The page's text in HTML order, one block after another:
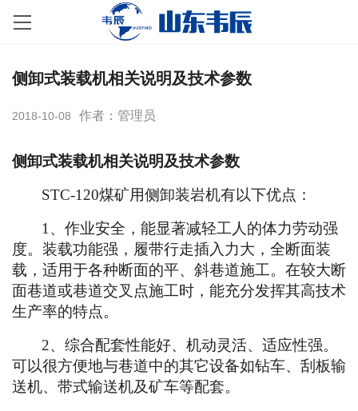
侧卸式装载机相关说明及技术参数
2018-10-08 作者：管理员
侧卸式装载机相关说明及技术参数
STC-120煤矿用侧卸装岩机有以下优点：
1、 作业安全，能显著减轻工人的体力劳动强
度。装载功能强，履带行走插入力大，全断面装
载，适用于各种断面的平、斜巷道施工。在较大断
面巷道或巷道交叉点施工时，能充分发挥其高技术
生产率的特点。
2、 综合配套性能好、机动灵活、适应性强。
可以很方便地与巷道中的其它设备如钻车、刮板输
送机、带式输送机及矿车等配套。